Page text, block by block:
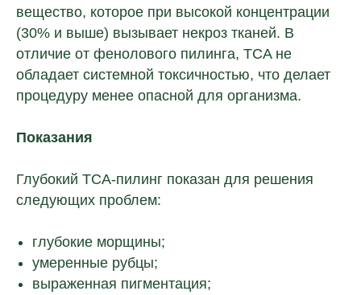
вещество, которое при высокой концентрации
(30% и выше) вызывает некроз тканей. В
отличие от фенолового пилинга, TCA не
обладает системной токсичностью, что делает
процедуру менее опасной для организма.
Показания
Глубокий TCA-пилинг показан для решения
следующих проблем:
глубокие морщины;
умеренные рубцы;
выраженная пигментация;